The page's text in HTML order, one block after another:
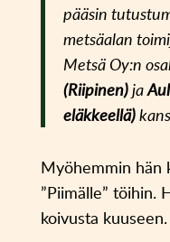
pääsin
metsäalan
Metsä Oy:n
(Riipinen)ja
eläkkeellä)
Myöhemmin hän
”Piimälle” töihin.
koivusta kuuseen.